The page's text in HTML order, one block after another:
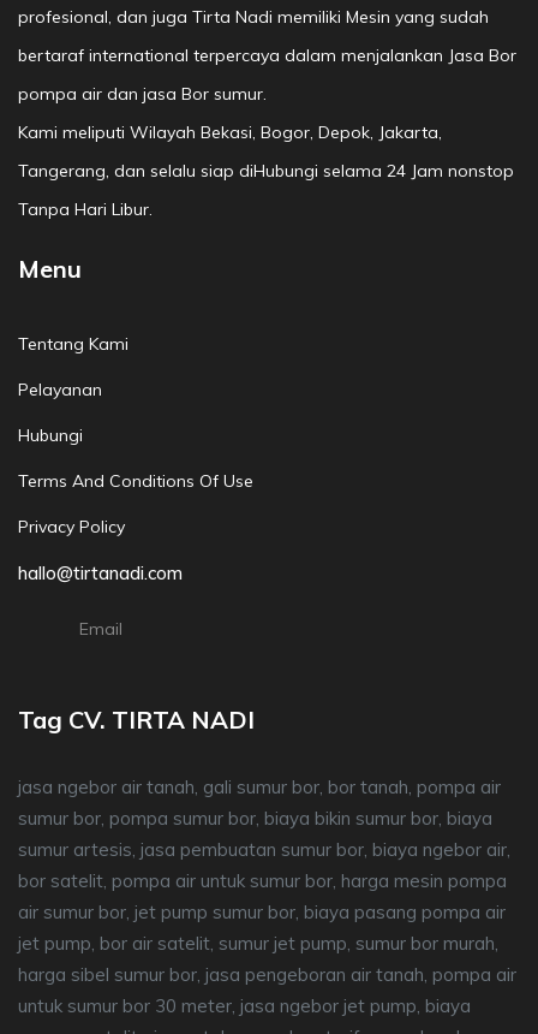
profesional, dan juga Tirta Nadi memiliki Mesin yang sudah
bertaraf international terpercaya dalam menjalankan Jasa Bor
pompa air dan jasa Bor sumur.
Kami meliputi Wilayah Bekasi, Bogor, Depok, Jakarta,
Tangerang, dan selalu siap diHubungi selama 24 Jam nonstop
Tanpa Hari Libur.
Menu
Tentang Kami
Pelayanan
Hubungi
Terms And Conditions Of Use
Privacy Policy
hallo@tirtanadi.com
Email
Tag CV. TIRTA NADI
jasa ngebor air tanah, gali sumur bor, bor tanah, pompa air
sumur bor, pompa sumur bor, biaya bikin sumur bor, biaya
sumur artesis, jasa pembuatan sumur bor, biaya ngebor air,
bor satelit, pompa air untuk sumur bor, harga mesin pompa
air sumur bor, jet pump sumur bor, biaya pasang pompa air
jet pump, bor air satelit, sumur jet pump, sumur bor murah,
harga sibel sumur bor, jasa pengeboran air tanah, pompa air
untuk sumur bor 30 meter, jasa ngebor jet pump, biaya